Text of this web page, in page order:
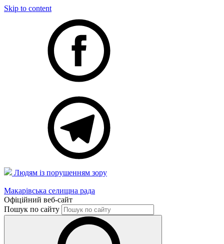
Skip to content
Людям із порушенням зору
Макарівська селищна рада
Офіційний веб-сайт
Пошук по сайту